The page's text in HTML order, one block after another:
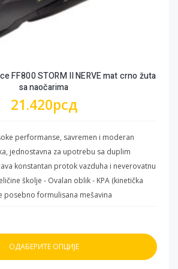
svetlost. - Multi EPS Slojevi : Ekspandirani
smanjuje pritisak na teme glave.
- Izduvni Kanal - Donja Ventilacija -Gornja
FF800 STORM II NERVE mat crno žuta
sa naočarima
21.420рсд
performanse, savremen i moderan
jednostavna za upotrebu sa duplim
konstantan protok vazduha i neverovatnu
školje - Ovalan oblik - KPA (kinetička
posebno formulisana mešavina
energiju po čitavoj površini školjke. Ova
zahteve ECE 22.06 i DOT. VIZIR - Vizir “A
ОДАБЕРИТЕ ОПЦИЈЕ